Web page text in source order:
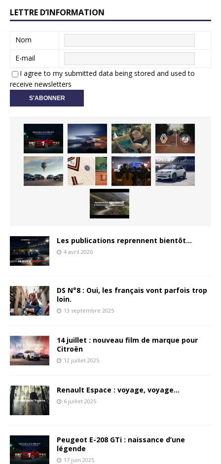
LETTRE D’INFORMATION
Nom
E-mail
I agree to my submitted data being stored and used to
receive newsletters
Les publications reprennent bientôt…
4 avril 2026
DS N°8 : Oui, les français vont parfois trop
loin.
13 septembre 2025
14 juillet : nouveau film de marque pour
Citroën
12 juillet 2025
Renault Espace : voyage, voyage…
6 juillet 2025
Peugeot E-208 GTi : naissance d’une
légende
17 juin 2025